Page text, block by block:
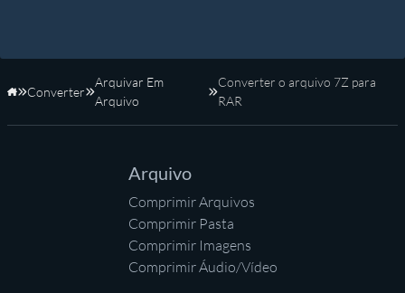
Início
Converter
Arquivar Em
Arquivo
Converter o arquivo 7Z para
RAR
Arquivo
Comprimir Arquivos
Comprimir Pasta
Comprimir Imagens
Comprimir Áudio/Vídeo